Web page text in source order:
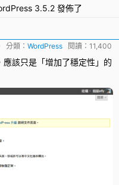
3.5.2 發佈了
分類： WordPress 閱讀：11,400
應該只是「增加了穩定性」的